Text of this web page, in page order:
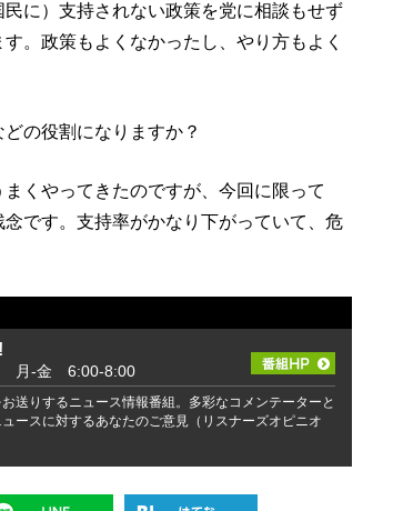
に）支持されない政策を党に相談もせず
。政策もよくなかったし、やり方もよく
の役割になりますか？
くやってきたのですが、今回に限って
です。支持率がかなり下がっていて、危
月-金 6:00-8:00
送りするニュース情報番組。多彩なコメンテーターと
ースに対するあなたのご意見（リスナーズオピニオ